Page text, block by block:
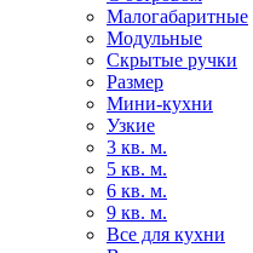
Малогабаритные
Модульные
Скрытые ручки
Размер
Мини-кухни
Узкие
3 кв. м.
5 кв. м.
6 кв. м.
9 кв. м.
Все для кухни